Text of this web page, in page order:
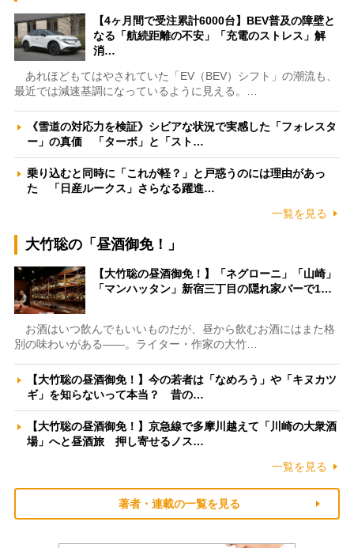
【4ヶ月間で受注累計6000台】BEV普及の障壁と
なる「航続距離の不安」「充電のストレス」解
消…
あれほどもてはやされていた「EV（BEV）シフト」の潮流も、
最近では減速基調になっているように見える。…
《雪道の対応力を検証》シビアな状況で実感した「フォレスタ
ー」の真価 「ターボ」と「スト…
乗り込むと同時に「これが軽？」と戸惑うのには理由があっ
た 「日産ルークス」さらなる躍進…
一覧を見る
大竹聡の「昼酒御免！」
【大竹聡の昼酒御免！】「ネグローニ」「山崎」
「マンハッタン」新宿三丁目の隠れ家バーで1…
お酒はいつ飲んでもいいものだが、昼から飲むお酒にはまた格
別の味わいがある――。ライター・作家の大竹…
【大竹聡の昼酒御免！】今の若者は「なめろう」や「キヌカツ
ギ」を知らないって本当？ 昔の…
【大竹聡の昼酒御免！】京急線で多摩川越えて「川崎の大衆酒
場」へと昼酒旅 押し寄せるノス…
一覧を見る
著者・連載の一覧を見る